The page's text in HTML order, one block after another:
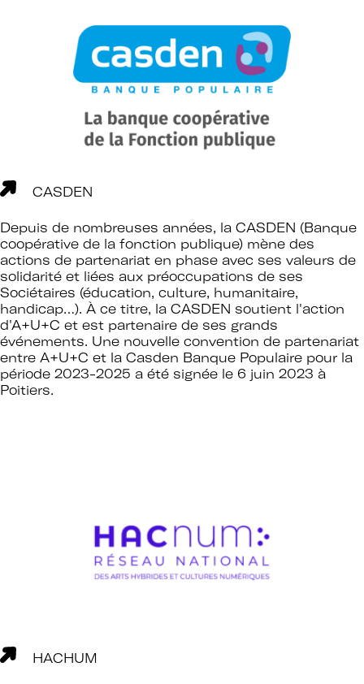
CASDEN
Depuis de nombreuses années, la CASDEN (Banque
coopérative de la fonction publique) mène des
actions de partenariat en phase avec ses valeurs de
solidarité et liées aux préoccupations de ses
Sociétaires (éducation, culture, humanitaire,
handicap…). À ce titre, la CASDEN soutient l'action
d'A+U+C et est partenaire de ses grands
événements. Une nouvelle convention de partenariat
entre A+U+C et la Casden Banque Populaire pour la
période 2023-2025 a été signée le 6 juin 2023 à
Poitiers.
HACHUM